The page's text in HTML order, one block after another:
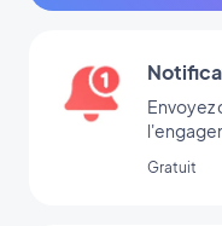
Envoyez
Gratuit